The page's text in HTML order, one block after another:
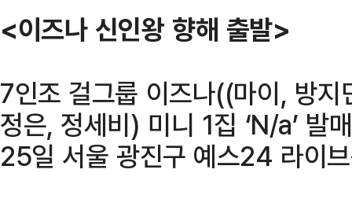
<이즈나 신인왕 향해 출발>
7인조 걸그룹 이즈나((마이, 방
정은, 정세비) 미니 1집 ‘N/a’ 발
25일 서울 광진구 예스24 라이